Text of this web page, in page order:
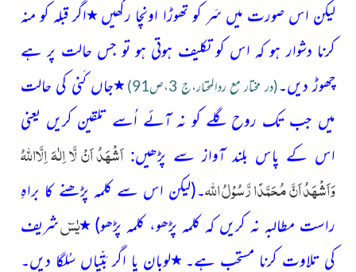
لیکن اس صورت میں سَر کو تھوڑا اونچا رکھیں ٭اگر قبلہ کو منہ
کرنا دشوار ہو کہ اس کو تکلیف ہوتی ہو تو جس حالت پر ہے
چھوڑ دیں۔(در مختار مع ردالمحتار،ج 3،ص91) ٭جاں کَنی کی حالت
میں جب تک روح گلے کو نہآئے اُسے تلقین کریں یعنی
اس کے پاس بلند آواز سے پڑھیں: اَشْہَدُ اَنْ لَّا اِلٰہَ اِلَّااللہُ
وَاَشْہَدُ اَنَّ مُحَمَّدًا رَّسُوْلُ اللہ۔(لیکن اس سے کلمہ پڑھنے کا براہِ
راست مطالبہ نہ کریں کہ کلمہ پڑھو، کلمہ پڑھو) ٭یٰسٓشریف
کی تلاوت کرنا مستحب ہے۔٭لوبان یا اگر بَتّیاں سُلگا دیں۔